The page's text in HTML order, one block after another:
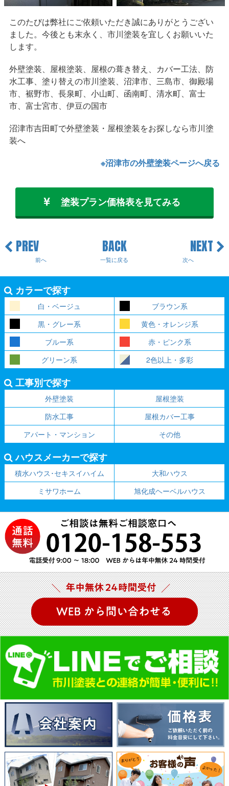
このたびは弊社にご依頼いただき誠にありがとうござい
ました。今後とも末永く、市川塗装を宜しくお願いいた
します。
外壁塗装、屋根塗装、屋根の葺き替え、カバー工法、防
水工事、塗り替えの市川塗装、沼津市、三島市、御殿場
市、裾野市、長泉町、小山町、函南町、清水町、富士
市、富士宮市、伊豆の国市
沼津市吉田町で外壁塗装・屋根塗装をお探しなら市川塗
装へ
※沼津市の外壁塗装ページへ戻る
塗装プラン価格表を見てみる
PREV
前へ
BACK
一覧に戻る
NEXT
次へ
カラーで探す
白・ベージュ
ブラウン系
黒・グレー系
黄色・オレンジ系
ブルー系
赤・ピンク系
グリーン系
2色以上・多彩
工事別で探す
外壁塗装
屋根塗装
防水工事
屋根カバー工事
アパート・マンション
その他
ハウスメーカーで探す
積水ハウス･セキスイハイム
大和ハウス
ミサワホーム
旭化成ヘーベルハウス